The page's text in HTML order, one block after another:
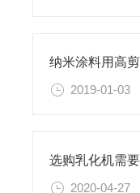
2019-01-03
选购乳化机需
2020-04-27